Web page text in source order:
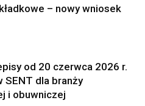
– nowy wniosek
od 20 czerwca 2026 r.
SENT dla branży
i obuwniczej